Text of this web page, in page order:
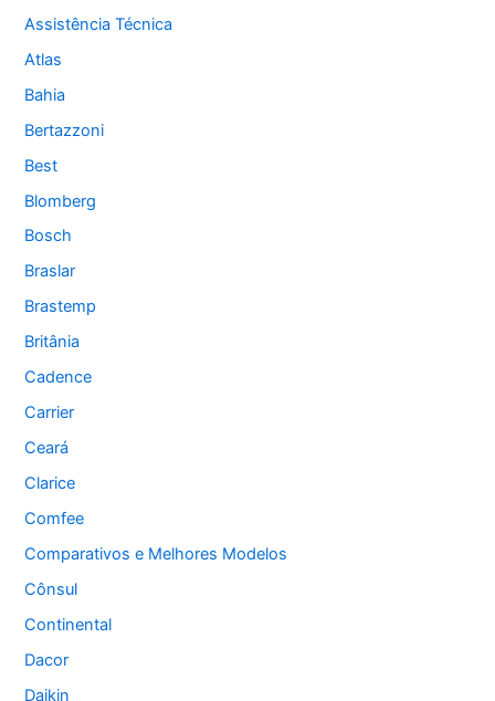
Assistência Técnica
Atlas
Bahia
Bertazzoni
Best
Blomberg
Bosch
Braslar
Brastemp
Britânia
Cadence
Carrier
Ceará
Clarice
Comfee
Comparativos e Melhores Modelos
Cônsul
Continental
Dacor
Daikin